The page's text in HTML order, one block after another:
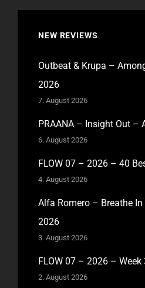
NEW REVIEWS
Outbeat & Krupa –
2026
7. August 2026
PRAANA – Insight Out –
6. August 2026
FLOW 07 – 2026 – 40
4. August 2026
Alfa Romero – Breathe In
2026
3. August 2026
FLOW 07 – 2026 –
2. August 2026